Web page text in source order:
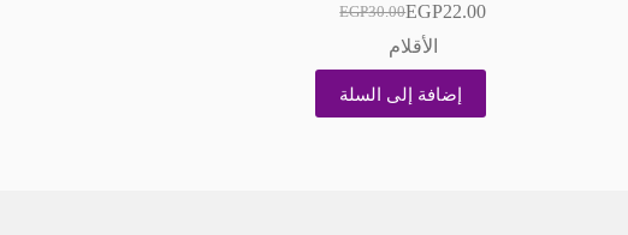
EGP30.00
السعر
الأصلي
هو:
EGP30.00.
EGP22.00
السعر
الحالي
هو:
EGP22.00.
الأقلام
إضافة إلى السلة